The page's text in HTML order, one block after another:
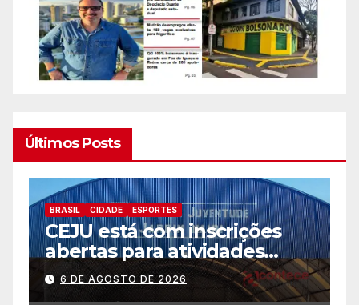
Últimos Posts
BRASIL CIDADE ESPORTES
CEJU está com inscrições
abertas para atividades
gratuitas
6 DE AGOSTO DE 2026